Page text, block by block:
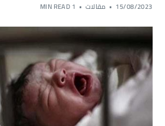
15/08/2023 مقالات 1 MIN READ